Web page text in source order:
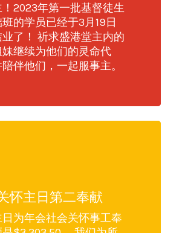
2023年第一批基督徒生
的学员已经于3月19日
了！ 祈求盛港堂主内的
妹继续为他们的灵命代
伴他们，一起服事主。
怀主日第二奉献
为年会社会关怀事工奉